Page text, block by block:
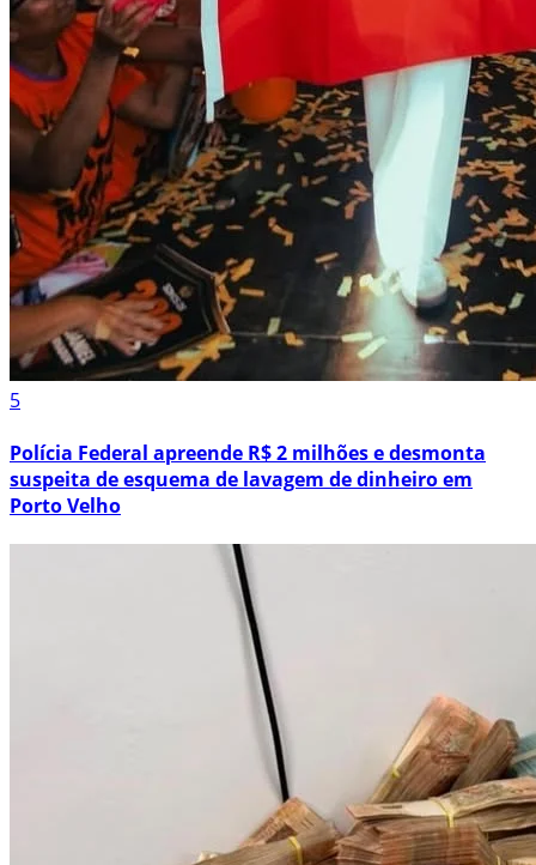
5
Polícia Federal apreende R$ 2 milhões e desmonta
suspeita de esquema de lavagem de dinheiro em
Porto Velho